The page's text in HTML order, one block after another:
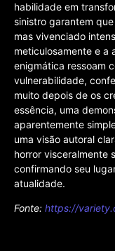
habilidade em
sinistro garantem
mas vivenciado
meticulosamente e a
enigmática ressoam
vulnerabilidade,
muito depois de os
essência, uma
aparentemente
uma visão autoral
horror visceralmente
confirmando seu
atualidade.
Fonte: https://